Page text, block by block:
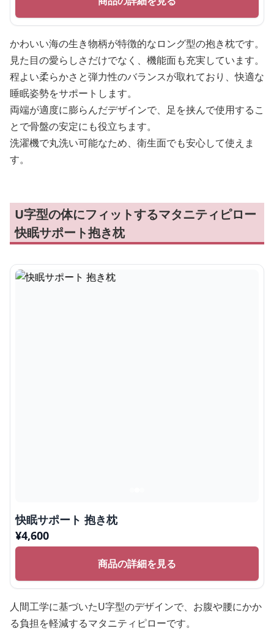
かわいい海の生き物柄が特徴的なロング型の抱き枕です。
見た目の愛らしさだけでなく、機能面も充実しています。
程よい柔らかさと弾力性のバランスが取れており、快適な
睡眠姿勢をサポートします。
両端が適度に膨らんだデザインで、足を挟んで使用するこ
とで骨盤の安定にも役立ちます。
洗濯機で丸洗い可能なため、衛生面でも安心して使えま
す。
U字型の体にフィットするマタニティピロー
快眠サポート抱き枕
快眠サポート 抱き枕
¥4,600
商品の詳細を見る
人間工学に基づいたU字型のデザインで、お腹や腰にかか
る負担を軽減するマタニティピローです。